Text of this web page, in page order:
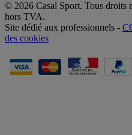
© 2026 Casal Sport. Tous droits
hors TVA.
Site dédié aux professionnels -
des cookies